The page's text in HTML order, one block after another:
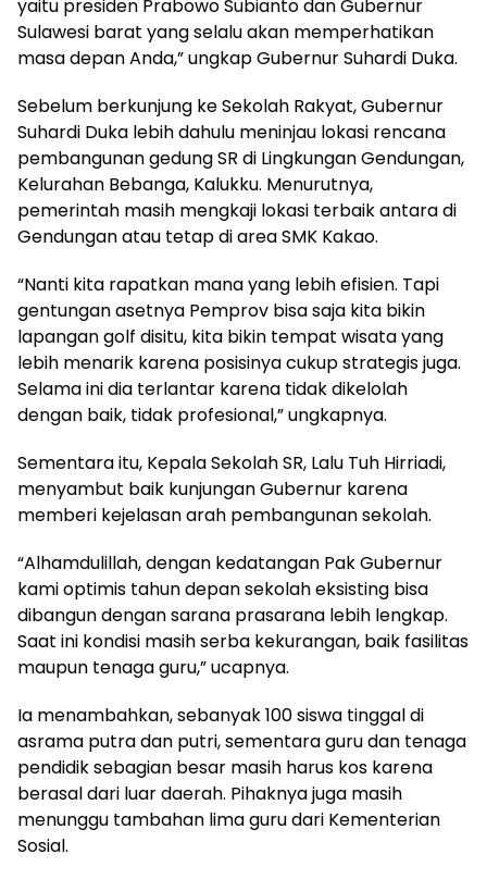
yaitu presiden Prabowo Subianto dan Gubernur
Sulawesi barat yang selalu akan memperhatikan
masa depan Anda,” ungkap Gubernur Suhardi Duka.
Sebelum berkunjung ke Sekolah Rakyat, Gubernur
Suhardi Duka lebih dahulu meninjau lokasi rencana
pembangunan gedung SR di Lingkungan Gendungan,
Kelurahan Bebanga, Kalukku. Menurutnya,
pemerintah masih mengkaji lokasi terbaik antara di
Gendungan atau tetap di area SMK Kakao.
“Nanti kita rapatkan mana yang lebih efisien. Tapi
gentungan asetnya Pemprov bisa saja kita bikin
lapangan golf disitu, kita bikin tempat wisata yang
lebih menarik karena posisinya cukup strategis juga.
Selama ini dia terlantar karena tidak dikelolah
dengan baik, tidak profesional,” ungkapnya.
Sementara itu, Kepala Sekolah SR, Lalu Tuh Hirriadi,
menyambut baik kunjungan Gubernur karena
memberi kejelasan arah pembangunan sekolah.
“Alhamdulillah, dengan kedatangan Pak Gubernur
kami optimis tahun depan sekolah eksisting bisa
dibangun dengan sarana prasarana lebih lengkap.
Saat ini kondisi masih serba kekurangan, baik fasilitas
maupun tenaga guru,” ucapnya.
Ia menambahkan, sebanyak 100 siswa tinggal di
asrama putra dan putri, sementara guru dan tenaga
pendidik sebagian besar masih harus kos karena
berasal dari luar daerah. Pihaknya juga masih
menunggu tambahan lima guru dari Kementerian
Sosial.